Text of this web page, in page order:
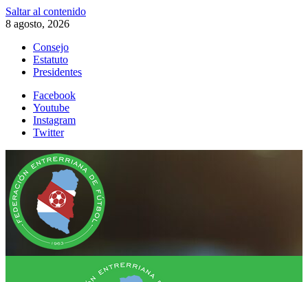
Saltar al contenido
8 agosto, 2026
Consejo
Estatuto
Presidentes
Facebook
Youtube
Instagram
Twitter